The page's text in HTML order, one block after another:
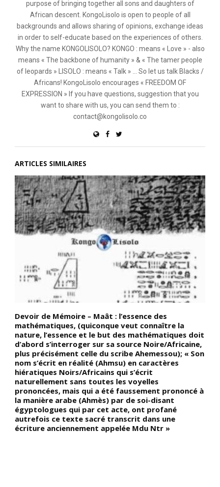
purpose of bringing together all sons and daughters of
African descent. KongoLisolo is open to people of all
backgrounds and allows sharing of opinions, exchange ideas
in order to self-educate based on the experiences of others.
Why the name KONGOLISOLO? KONGO : means « Love » - also
means « The backbone of humanity » & « The tamer people
of leopards » LISOLO : means « Talk » ... So let us talk Blacks /
Africans! KongoLisolo encourages « FREEDOM OF
EXPRESSION » If you have questions, suggestion that you
want to share with us, you can send them to :
contact@kongolisolo.co
ARTICLES SIMILAIRES
Devoir de Mémoire – Maât : l’essence des
mathématiques, (quiconque veut connaître la
nature, l’essence et le but des mathématiques doit
d’abord s’interroger sur sa source Noire/Africaine,
plus précisément celle du scribe Ahemessou); « Son
nom s’écrit en réalité (Ahmsu) en caractères
hiératiques Noirs/Africains qui s’écrit
naturellement sans toutes les voyelles
prononcées, mais qui a été faussement prononcé à
la manière arabe (Ahmès) par de soi-disant
égyptologues qui par cet acte, ont profané
autrefois ce texte sacré transcrit dans une
écriture anciennement appelée Mdu Ntr »